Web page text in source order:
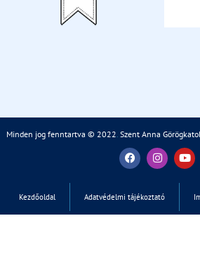
Minden jog fenntartva © 2022 Szent Anna
Kezdőoldal Adatvédelmi tájékoztató